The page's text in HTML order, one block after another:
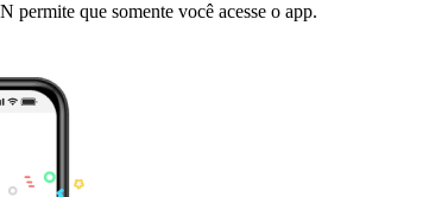
permite que somente você acesse o app.